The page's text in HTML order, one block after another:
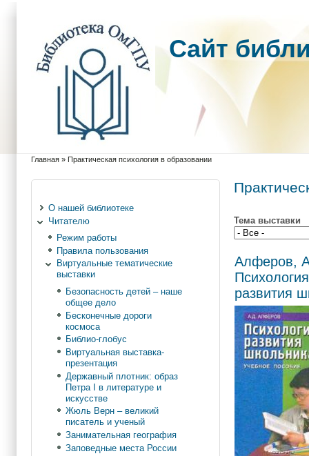
Cайт
Главная » Практическая психология в образовании
Тема выставки
Алферов,
Психология
развития
О нашей библиотеке
Читателю
Режим работы
Правила пользования
Виртуальные тематические
выставки
Безопасность детей – наше
общее дело
Бесконечные дороги
космоса
Библио-глобус
Виртуальная выставка-
презентация
Державный плотник: образ
Петра I в литературе и
искусстве
Жюль Верн – великий
писатель и ученый
Занимательная география
Заповедные места России